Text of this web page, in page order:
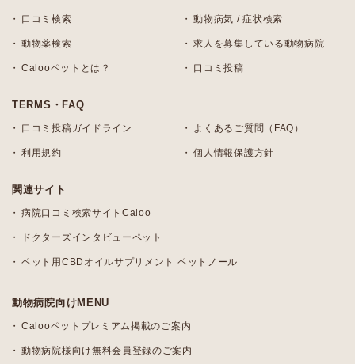
口コミ検索 動物病気 / 症状検索
動物薬検索 求人を募集している動物病院
Calooペットとは？ 口コミ投稿
TERMS・FAQ
口コミ投稿ガイドライン よくあるご質問（FAQ）
利用規約 個人情報保護方針
関連サイト
病院口コミ検索サイトCaloo
ドクターズインタビューペット
ペット用CBDオイルサプリメント ペットノール
動物病院向けMENU
Calooペットプレミアム掲載のご案内
動物病院様向け無料会員登録のご案内